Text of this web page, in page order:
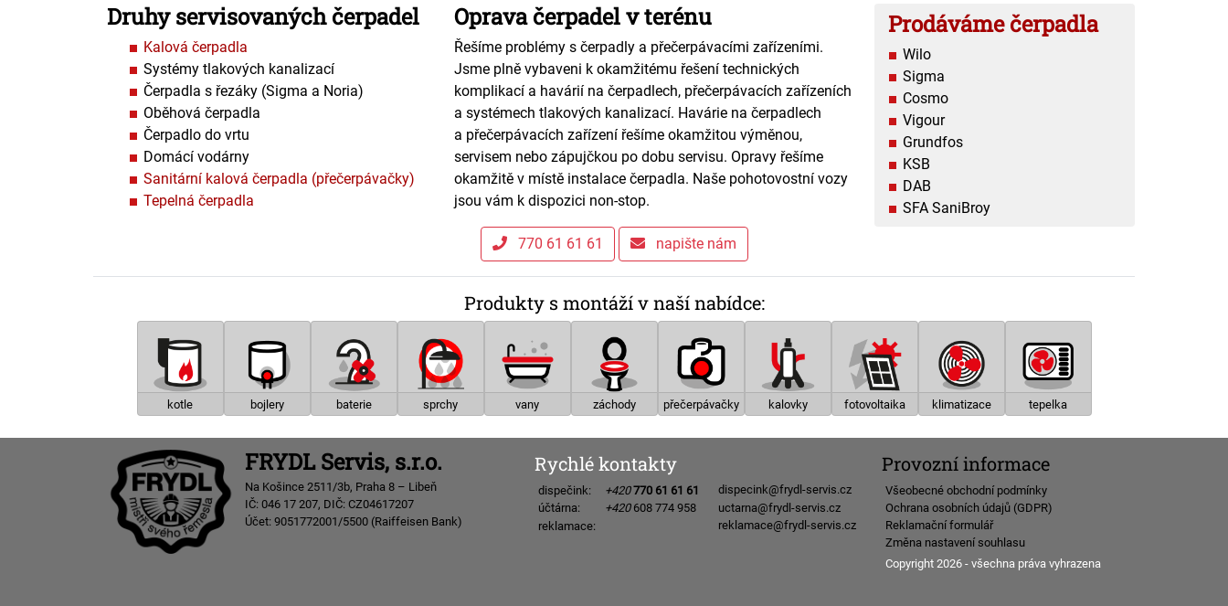
Druhy servisovaných čerpadel
Kalová čerpadla
Systémy tlakových kanalizací
Čerpadla s řezáky (Sigma a Noria)
Oběhová čerpadla
Čerpadlo do vrtu
Domácí vodárny
Sanitární kalová čerpadla (přečerpávačky)
Tepelná čerpadla
Oprava čerpadel v terénu
Řešíme problémy s čerpadly a přečerpávacími zařízeními.
Jsme plně vybaveni k okamžitému řešení technických
komplikací a havárií na čerpadlech, přečerpávacích zařízeních
a systémech tlakových kanalizací. Havárie na čerpadlech
a přečerpávacích zařízení řešíme okamžitou výměnou,
servisem nebo zápujčkou po dobu servisu. Opravy řešíme
okamžitě v místě instalace čerpadla. Naše pohotovostní vozy
jsou vám k dispozici non-stop.
Prodáváme čerpadla
Wilo
Sigma
Cosmo
Vigour
Grundfos
KSB
DAB
SFA SaniBroy
770 61 61 61 napište nám
Produkty s montáží v naší nabídce:
kotle bojlery baterie sprchy vany záchody přečerpávačky kalovky fotovoltaika klimatizace tepelka
FRYDL Servis, s.r.o.
Na Košince 2511/3b, Praha 8 – Libeň
IČ: 046 17 207, DIČ: CZ04617207
Účet: 9051772001/5500 (Raiffeisen Bank)
Rychlé kontakty
dispečink: +420770 61 61 61
dispecink@frydl-servis.cz
účtárna:
+420608 774 958
uctarna@frydl-servis.cz
reklamace:
reklamace@frydl-servis.cz
Provozní informace
Všeobecné obchodní podmínky
Ochrana osobních údajů (GDPR)
Reklamační formulář
Změna nastavení souhlasu
Copyright 2026 - všechna práva vyhrazena